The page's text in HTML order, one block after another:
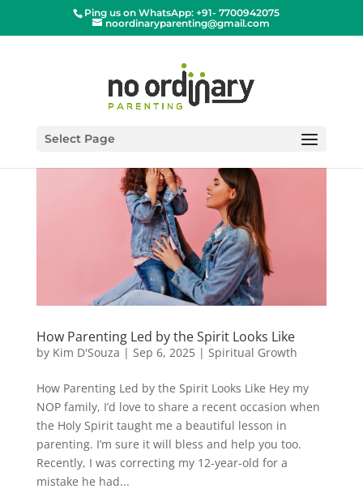
Ping us on WhatsApp: +91- 7700942075
noordinaryparenting@gmail.com
Select Page
How Parenting Led by the Spirit Looks Like
by Kim D'Souza | Sep 6, 2025| Spiritual Growth
How Parenting Led by the Spirit Looks Like Hey my
NOP family, I’d love to share a recent occasion when
the Holy Spirit taught me a beautiful lesson in
parenting. I’m sure it will bless and help you too.
Recently, I was correcting my 12-year-old for a
mistake he had...